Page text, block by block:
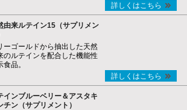
詳しくはこちら
由来ルテイン15（サプリメン
ーゴールドから抽出した天然
のルテインを配合した機能性
食品。
詳しくはこちら
インブルーベリー＆アスタキ
チン（サプリメント）